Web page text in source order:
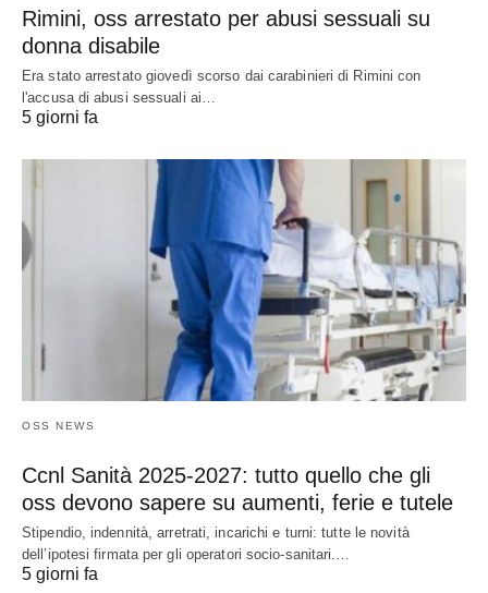
Rimini, oss arrestato per abusi sessuali su
donna disabile
Era stato arrestato giovedì scorso dai carabinieri di Rimini con
l'accusa di abusi sessuali ai…
5 giorni fa
OSS NEWS
Ccnl Sanità 2025-2027: tutto quello che gli
oss devono sapere su aumenti, ferie e tutele
Stipendio, indennità, arretrati, incarichi e turni: tutte le novità
dell’ipotesi firmata per gli operatori socio-sanitari.…
5 giorni fa